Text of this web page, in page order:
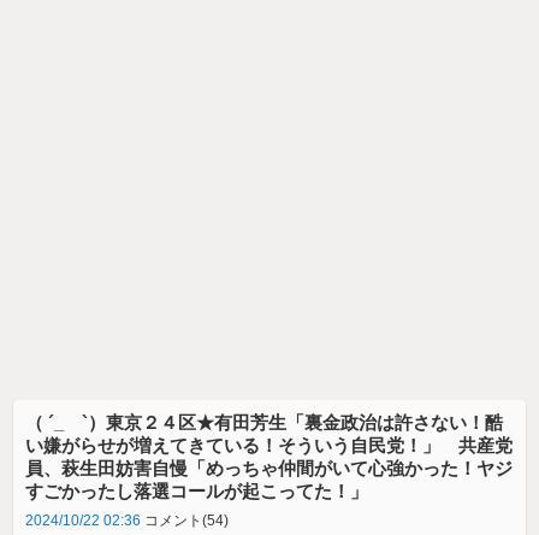
（ ´_ゝ`）東京２４区★有田芳生「裏金政治は許さない！酷
い嫌がらせが増えてきている！そういう自民党！」 共産党
員、萩生田妨害自慢「めっちゃ仲間がいて心強かった！ヤジ
すごかったし落選コールが起こってた！」
2024/10/22 02:36 コメント(54)